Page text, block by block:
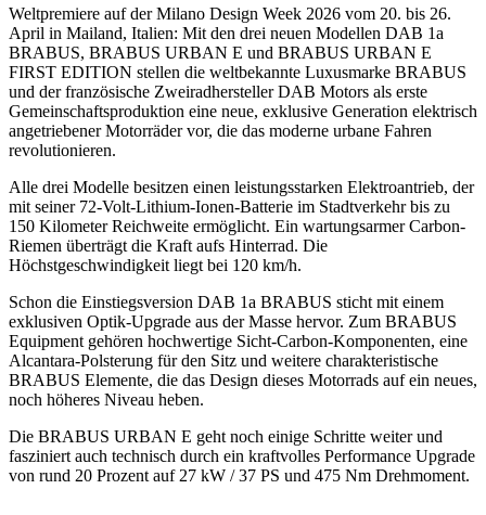
Weltpremiere auf der Milano Design Week 2026 vom 20. bis 26.
April in Mailand, Italien: Mit den drei neuen Modellen DAB 1a
BRABUS, BRABUS URBAN E und BRABUS URBAN E
FIRST EDITION stellen die weltbekannte Luxusmarke BRABUS
und der französische Zweiradhersteller DAB Motors als erste
Gemeinschaftsproduktion eine neue, exklusive Generation elektrisch
angetriebener Motorräder vor, die das moderne urbane Fahren
revolutionieren.
Alle drei Modelle besitzen einen leistungsstarken Elektroantrieb, der
mit seiner 72-Volt-Lithium-Ionen-Batterie im Stadtverkehr bis zu
150 Kilometer Reichweite ermöglicht. Ein wartungsarmer Carbon-
Riemen überträgt die Kraft aufs Hinterrad. Die
Höchstgeschwindigkeit liegt bei 120 km/h.
Schon die Einstiegsversion DAB 1a BRABUS sticht mit einem
exklusiven Optik-Upgrade aus der Masse hervor. Zum BRABUS
Equipment gehören hochwertige Sicht-Carbon-Komponenten, eine
Alcantara-Polsterung für den Sitz und weitere charakteristische
BRABUS Elemente, die das Design dieses Motorrads auf ein neues,
noch höheres Niveau heben.
Die BRABUS URBAN E geht noch einige Schritte weiter und
fasziniert auch technisch durch ein kraftvolles Performance Upgrade
von rund 20 Prozent auf 27 kW / 37 PS und 475 Nm Drehmoment.